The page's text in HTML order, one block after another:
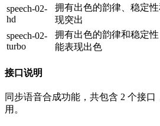
speech-02-
hd
拥有出色的韵律、稳定
现突出
speech-02-
turbo
拥有出色的韵律和稳定
能表现出色
接口说明
同步语音合成功能，共包含 2 个接
用。